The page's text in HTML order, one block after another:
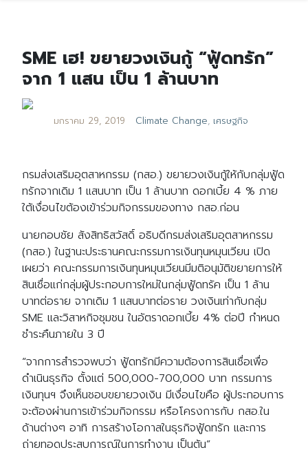
SME เฮ! ขยายวงเงินกู้ “ฟู้ดทรัก”
จาก 1 แสน เป็น 1 ล้านบาท
มกราคม 29, 2019 Climate Change, เศรษฐกิจ
กรมส่งเสริมอุตสาหกรรม (กสอ.) ขยายวงเงินกู้ให้กับกลุ่มฟู้ด
ทรักจากเดิม 1 แสนบาท เป็น 1 ล้านบาท ดอกเบี้ย 4 % ภาย
ใต้เงื่อนไขต้องเข้าร่วมกิจกรรมของทาง กสอ.ก่อน
นายกอบชัย สังสิทธิสวัสดิ์ อธิบดีกรมส่งเสริมอุตสาหกรรม
(กสอ.) ในฐานะประธานคณะกรรมการเงินทุนหมุนเวียน เปิด
เผยว่า คณะกรรมการเงินทุนหมุนเวียนมีมติอนุมัติขยายการให้
สินเชื่อแก่กลุ่มผู้ประกอบการใหม่ในกลุ่มฟู้ดทรัค เป็น 1 ล้าน
บาทต่อราย จากเดิม 1 แสนบาทต่อราย วงเงินเท่ากับกลุ่ม
SME และวิสาหกิจชุมชน ในอัตราดอกเบี้ย 4% ต่อปี กำหนด
ชำระคืนภายใน 3 ปี
“จากการสำรวจพบว่า ฟู้ดทรักมีความต้องการสินเชื่อเพื่อ
ดำเนินธุรกิจ ตั้งแต่ 500,000-700,000 บาท กรรมการ
เงินทุนฯ จึงเห็นชอบขยายวงเงิน มีเงื่อนไขคือ ผู้ประกอบการ
จะต้องผ่านการเข้าร่วมกิจกรรม หรือโครงการกับ กสอ.ใน
ด้านต่างๆ อาทิ การสร้างโอกาสในธุรกิจฟู้ดทรัก และการ
ถ่ายทอดประสบการณ์ในการทำงาน เป็นต้น”